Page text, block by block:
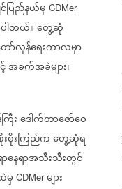
ပြည်နယ်မှ CDMer
ါတယ်။တွေ့ဆုံ
ာ်လှန်ရေးကာလမှာ
အခက်အခဲများ၊
ြီးဒေါက်တာဇော်ဝေ
းစိုးကြည်ကတွေ့ဆုံရ
ာနေရာအသီးသီးတွင်
မှ CDMerများ